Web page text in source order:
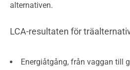
alternativen.
LCA-resultaten för
Energiåtgång, från vaggan till